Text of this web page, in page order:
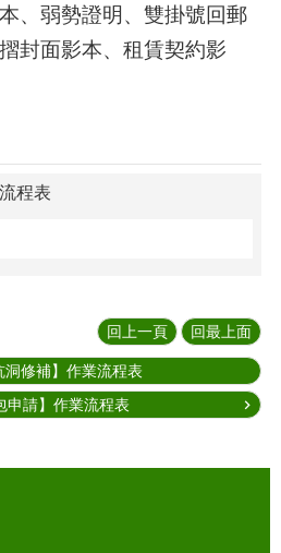
、弱勢證明、雙掛號回郵
封面影本、租賃契約影
程表
回上一頁 回最上面
洞修補】作業流程表
申請】作業流程表